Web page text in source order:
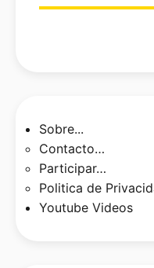
Sobre...
Contacto…
Participar…
Politica de
Youtube Videos